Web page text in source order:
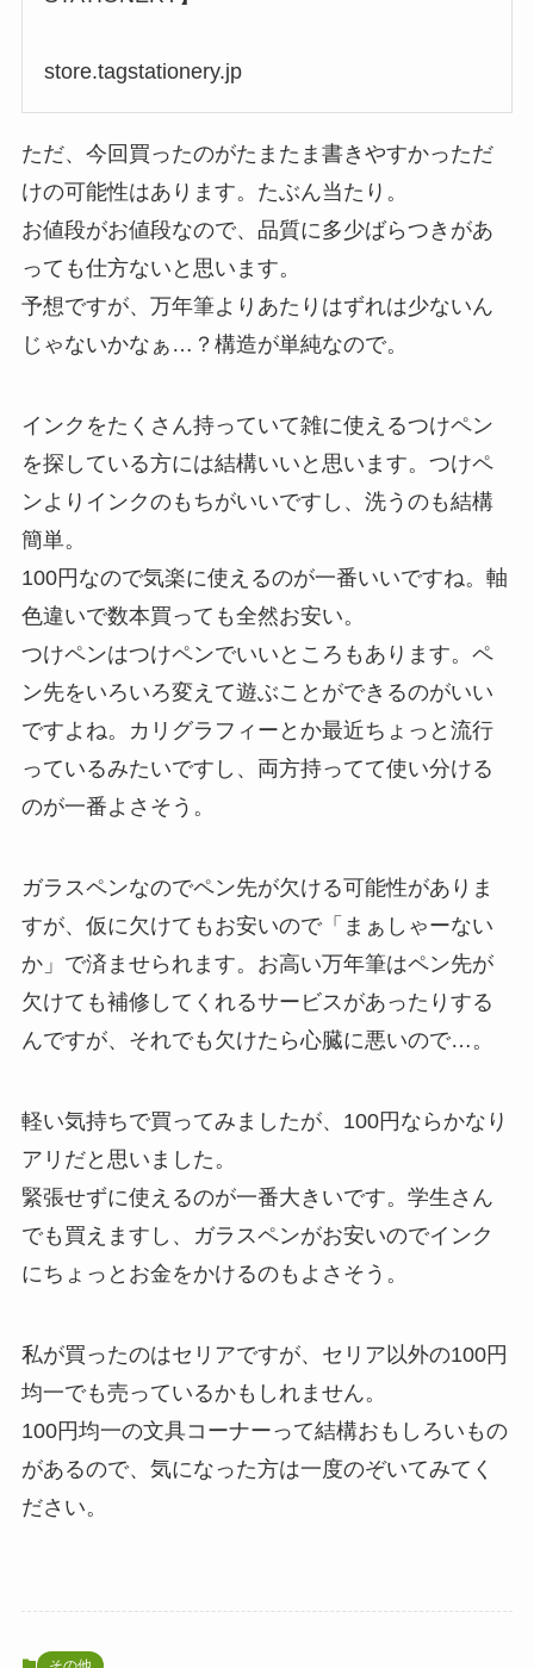
store.tagstationery.jp
ただ、今回買ったのがたまたま書きやすかっただ
けの可能性はあります。たぶん当たり。
お値段がお値段なので、品質に多少ばらつきがあ
っても仕方ないと思います。
予想ですが、万年筆よりあたりはずれは少ないん
じゃないかなぁ…？構造が単純なので。
インクをたくさん持っていて雑に使えるつけペン
を探している方には結構いいと思います。つけペ
ンよりインクのもちがいいですし、洗うのも結構
簡単。
100円なので気楽に使えるのが一番いいですね。軸
色違いで数本買っても全然お安い。
つけペンはつけペンでいいところもあります。ペ
ン先をいろいろ変えて遊ぶことができるのがいい
ですよね。カリグラフィーとか最近ちょっと流行
っているみたいですし、両方持ってて使い分ける
のが一番よさそう。
ガラスペンなのでペン先が欠ける可能性がありま
すが、仮に欠けてもお安いので「まぁしゃーない
か」で済ませられます。お高い万年筆はペン先が
欠けても補修してくれるサービスがあったりする
んですが、それでも欠けたら心臓に悪いので…。
軽い気持ちで買ってみましたが、100円ならかなり
アリだと思いました。
緊張せずに使えるのが一番大きいです。学生さん
でも買えますし、ガラスペンがお安いのでインク
にちょっとお金をかけるのもよさそう。
私が買ったのはセリアですが、セリア以外の100円
均一でも売っているかもしれません。
100円均一の文具コーナーって結構おもしろいもの
があるので、気になった方は一度のぞいてみてく
ださい。